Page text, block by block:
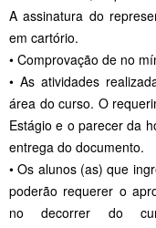
A assinatura do
em cartório.
• Comprovação de no
• As atividades
área do curso. O
Estágio e o parecer da
entrega do documento.
• Os alunos (as) que
poderão requerer o
no decorrer do